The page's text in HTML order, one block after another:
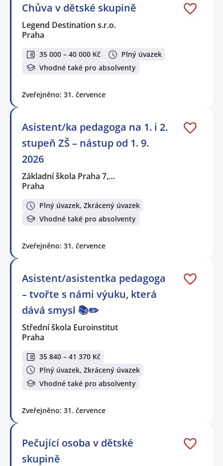
Chůva v dětské skupině
Legend Destination s.r.o.
Praha
35 000 – 40 000 Kč
Plný úvazek
Vhodné také pro absolventy
Zveřejněno: 31. července
Asistent/ka pedagoga na 1. i 2.
stupeň ZŠ – nástup od 1. 9.
2026
Základní škola Praha 7,…
Praha
Plný úvazek, Zkrácený úvazek
Vhodné také pro absolventy
Zveřejněno: 31. července
Asistent/asistentka pedagoga
– tvořte s námi výuku, která
dává smysl 📚✏️
Střední škola Euroinstitut
Praha
35 840 – 41 370 Kč
Plný úvazek, Zkrácený úvazek
Vhodné také pro absolventy
Zveřejněno: 31. července
Pečující osoba v dětské
skupině